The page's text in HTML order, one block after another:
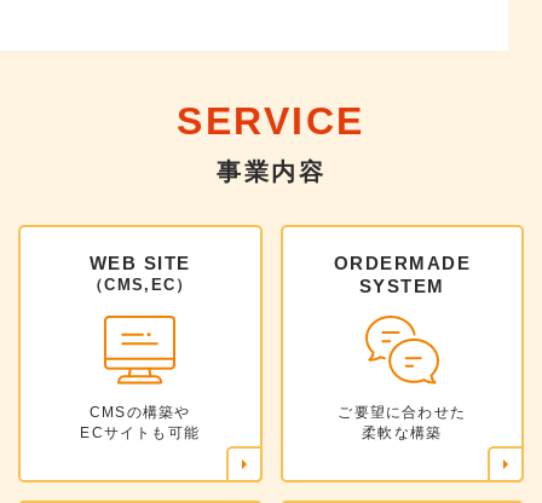
SERVICE
事業内容
WEB SITE
（CMS,EC）
CMSの構築や
ECサイトも可能
ORDERMADE
SYSTEM
ご要望に合わせた
柔軟な構築